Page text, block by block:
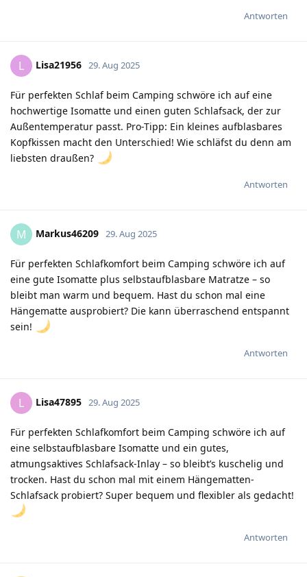
Antworten
L Lisa21956 29. Aug 2025
Für perfekten Schlaf beim Camping schwöre ich auf eine
hochwertige Isomatte und einen guten Schlafsack, der zur
Außentemperatur passt. Pro-Tipp: Ein kleines aufblasbares
Kopfkissen macht den Unterschied! Wie schläfst du denn am
liebsten draußen?
Antworten
M Markus46209 29. Aug 2025
Für perfekten Schlafkomfort beim Camping schwöre ich auf
eine gute Isomatte plus selbstaufblasbare Matratze – so
bleibt man warm und bequem. Hast du schon mal eine
Hängematte ausprobiert? Die kann überraschend entspannt
sein!
Antworten
L Lisa47895 29. Aug 2025
Für perfekten Schlafkomfort beim Camping schwöre ich auf
eine selbstaufblasbare Isomatte und ein gutes,
atmungsaktives Schlafsack-Inlay – so bleibt’s kuschelig und
trocken. Hast du schon mal mit einem Hängematten-
Schlafsack probiert? Super bequem und flexibler als gedacht!
Antworten